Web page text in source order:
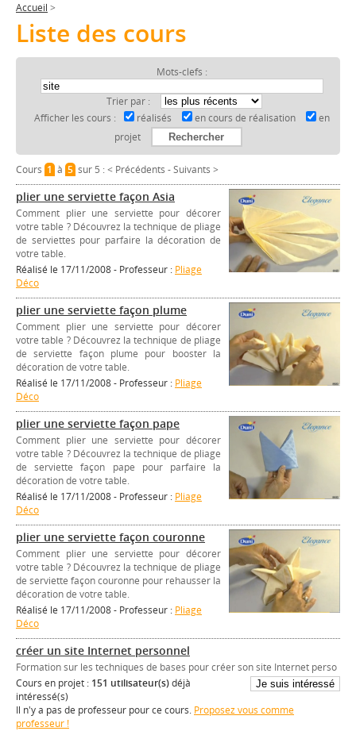
Accueil >
Liste des cours
Mots-clefs :
Trier par :
Afficher les cours :
réalisés en cours de réalisation
en
projet
Cours 1à 5sur 5 :< Précédents -Suivants >
plier une serviette façon Asia
Comment plier une serviette pour décorer
votre table ? Découvrez la technique de pliage
de serviettes pour parfaire la décoration de
votre table.
Réalisé le 17/11/2008 - Professeur : Pliage
Déco
plier une serviette façon plume
Comment plier une serviette pour décorer
votre table ? Découvrez la technique de pliage
de serviette façon plume pour booster la
décoration de votre table.
Réalisé le 17/11/2008 - Professeur : Pliage
Déco
plier une serviette façon pape
Comment plier une serviette pour décorer
votre table ? Découvrez la technique de pliage
de serviette façon pape pour parfaire la
décoration de votre table.
Réalisé le 17/11/2008 - Professeur : Pliage
Déco
plier une serviette façon couronne
Comment plier une serviette pour décorer
votre table ? Découvrez la technique de pliage
de serviette façon couronne pour rehausser la
décoration de votre table.
Réalisé le 17/11/2008 - Professeur : Pliage
Déco
créer un site Internet personnel
Formation sur les techniques de bases pour créer son site Internet perso
Cours en projet : 151 utilisateur(s)déjà
intéressé(s)
Il n'y a pas de professeur pour ce cours. Proposez vous comme
professeur !